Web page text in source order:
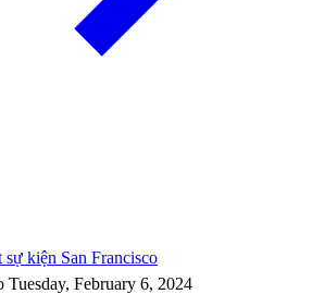
kiện San Francisco
Tuesday, February 6, 2024